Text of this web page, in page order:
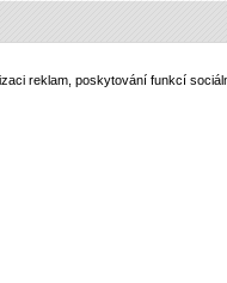
reklam, poskytování funkcí